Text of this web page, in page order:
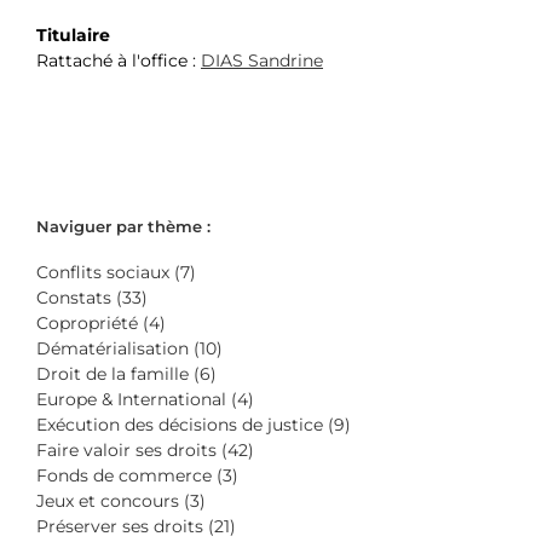
Titulaire
Rattaché à l'office : DIAS Sandrine
Naviguer par thème :
Conflits sociaux (7)
Constats (33)
Copropriété (4)
Dématérialisation (10)
Droit de la famille (6)
Europe & International (4)
Exécution des décisions de justice (9)
Faire valoir ses droits (42)
Fonds de commerce (3)
Jeux et concours (3)
Préserver ses droits (21)